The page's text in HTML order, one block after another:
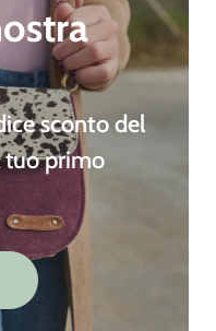
sconto del
tuo primo